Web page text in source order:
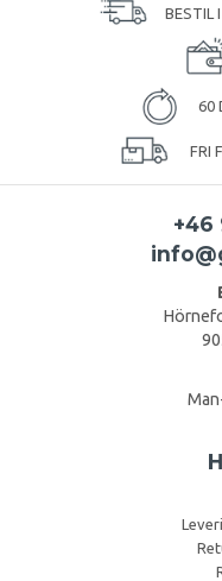
BESTIL
60
FRI
+46